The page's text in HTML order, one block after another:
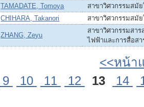
TAMADATE, Tomoya
สาขาวิศวกรรมสมั
CHIHARA, Takanori สาขาวิศวกรรมสมั
ZHANG, Zeyu
สาขาวิศวกรรมสาร
ไฟฟ้าและการสื่อสา
<<หน้า
9 10 11 12 13 14